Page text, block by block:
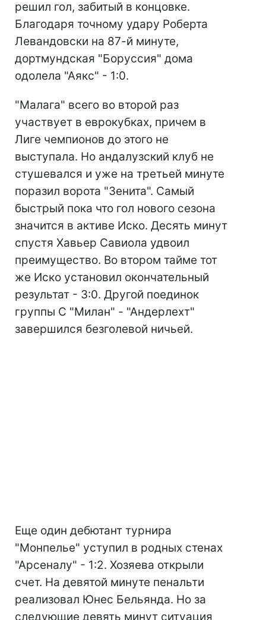
решил гол, забитый в концовке.
Благодаря точному удару Роберта
Левандовски на 87-й минуте,
дортмундская "Боруссия" дома
одолела "Аякс" - 1:0.
"Малага" всего во второй раз
участвует в еврокубках, причем в
Лиге чемпионов до этого не
выступала. Но андалузский клуб не
стушевался и уже на третьей минуте
поразил ворота "Зенита". Самый
быстрый пока что гол нового сезона
значится в активе Иско. Десять минут
спустя Хавьер Савиола удвоил
преимущество. Во втором тайме тот
же Иско установил окончательный
результат - 3:0. Другой поединок
группы C "Милан" - "Андерлехт"
завершился безголевой ничьей.
Еще один дебютант турнира
"Монпелье" уступил в родных стенах
"Арсеналу" - 1:2. Хозяева открыли
счет. На девятой минуте пенальти
реализовал Юнес Бельянда. Но за
следующие девять минут ситуация